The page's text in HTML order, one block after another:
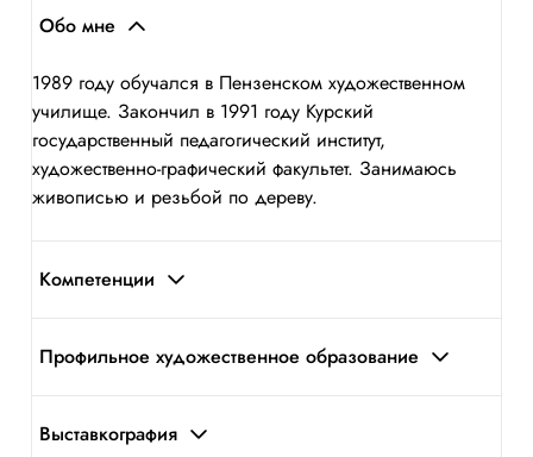
Обо мне
1989 году обучался в Пензенском художественном
училище. Закончил в 1991 году Курский
государственный педагогический институт,
художественно-графический факультет. Занимаюсь
живописью и резьбой по дереву.
Компетенции
Профильное художественное образование
Выставкография